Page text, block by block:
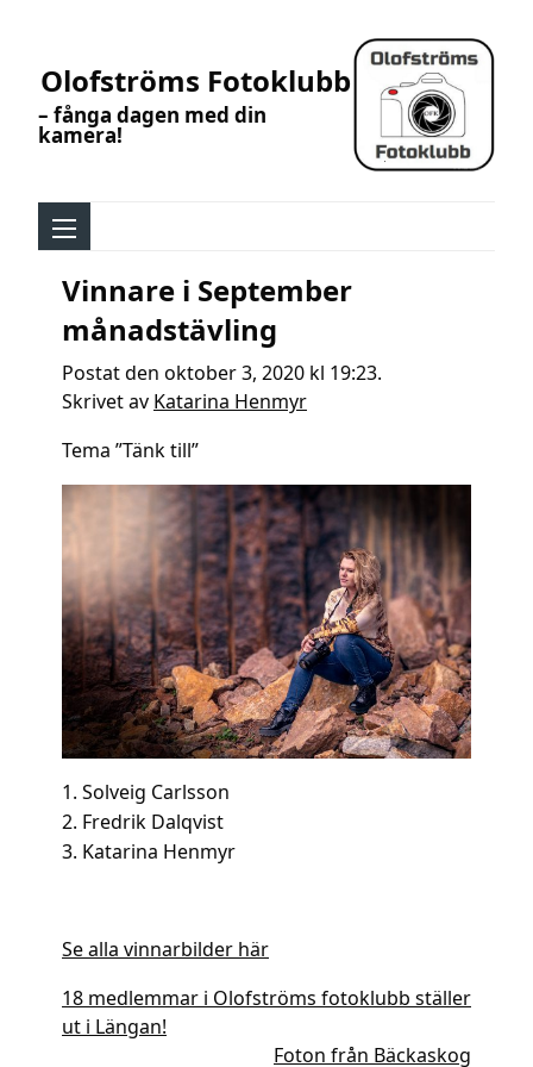
Olofströms Fotoklubb
– fånga dagen med din
kamera!
Vinnare i September
månadstävling
Postat den oktober 3, 2020 kl 19:23.
Skrivet av Katarina Henmyr
Tema ”Tänk till”
1. Solveig Carlsson
2. Fredrik Dalqvist
3. Katarina Henmyr
Se alla vinnarbilder här
Inläggsnavigering
18 medlemmar i Olofströms fotoklubb ställer
ut i Längan!
Foton från Bäckaskog